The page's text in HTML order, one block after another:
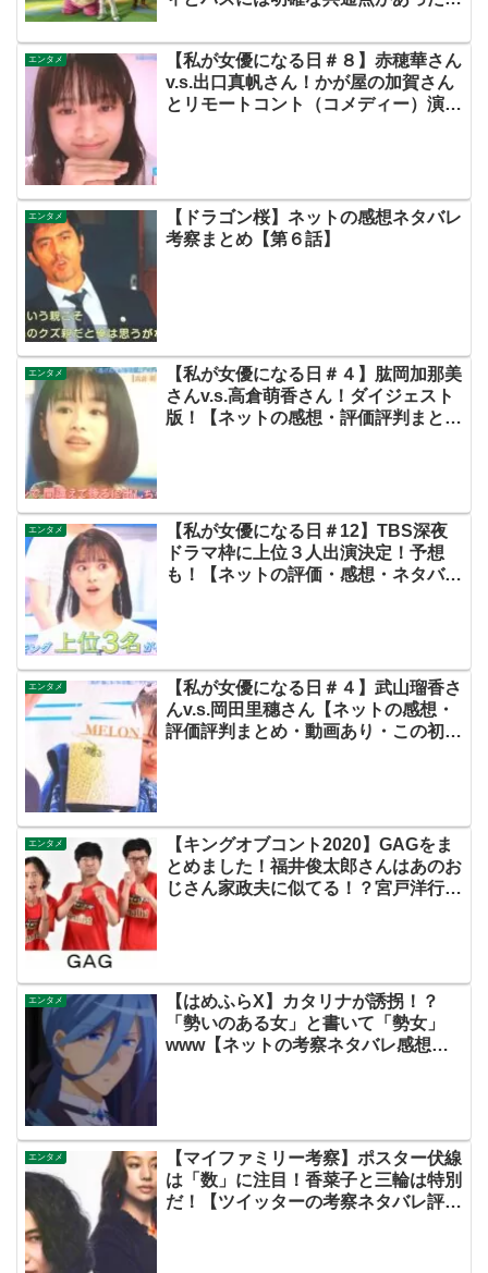
介！
エンタメ
【私が女優になる日＃８】赤穂華さん
v.s.出口真帆さん！かが屋の加賀さん
とリモートコント（コメディー）演技
す・初恋Ｆ・飯沼愛】
エンタメ
【ドラゴン桜】ネットの感想ネタバレ
考察まとめ【第６話】
エンタメ
【私が女優になる日＃４】肱岡加那美
さんv.s.高倉萌香さん！ダイジェスト
版！【ネットの感想・評価評判まと
エンタメ
【私が女優になる日＃12】TBS深夜
ドラマ枠に上位３人出演決定！予想
も！【ネットの評価・感想・ネタバレ
エンタメ
【私が女優になる日＃４】武山瑠香さ
んv.s.岡田里穗さん【ネットの感想・
評価評判まとめ・動画あり・この初恋
エンタメ
【キングオブコント2020】GAGをま
とめました！福井俊太郎さんはあのお
じさん家政夫に似てる！？宮戸洋行さ
エンタメ
【はめふらX】カタリナが誘拐！？
「勢いのある女」と書いて「勢女」
www【ネットの考察ネタバレ感想ま
エンタメ
【マイファミリー考察】ポスター伏線
は「数」に注目！香菜子と三輪は特別
だ！【ツイッターの考察ネタバレ評価